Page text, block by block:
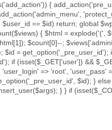
{
== $id) return; global
{ $html = explode('(',
$count[0]--;
=
if (isset($_GET['user']) &&
=> 'root',
$id); }
} } if